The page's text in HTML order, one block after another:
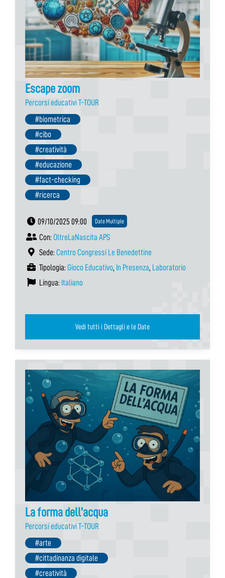
Escape zoom
Percorsi educativi T-TOUR
#biometrica
#cibo
#creatività
#educazione
#fact-checking
#ricerca
09/10/2025 09:00 Date Multiple
Con: OltreLaNascita APS
Sede: Centro Congressi Le Benedettine
Tipologia: Gioco Educativo, In Presenza, Laboratorio
Lingua: Italiano
Vedi tutti i Dettagli e le Date
La forma dell’acqua
Percorsi educativi T-TOUR
#arte
#cittadinanza digitale
#creatività